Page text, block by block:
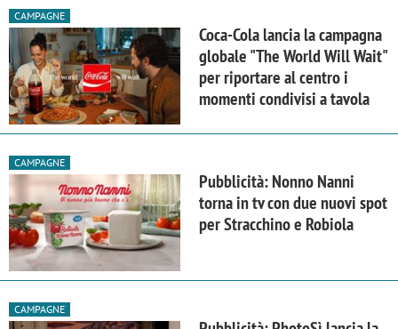
CAMPAGNE
Coca-Cola lancia la campagna
globale "The World Will Wait"
per riportare al centro i
momenti condivisi a tavola
CAMPAGNE
Pubblicità: Nonno Nanni
torna in tv con due nuovi spot
per Stracchino e Robiola
CAMPAGNE